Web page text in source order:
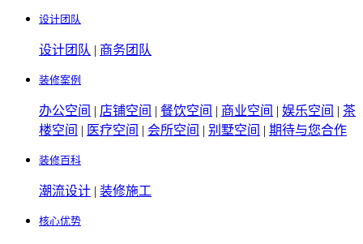
设计团队
设计团队 | 商务团队
装修案例
办公空间 | 店铺空间 | 餐饮空间 | 商业空间 | 娱乐空间 | 茶
楼空间 | 医疗空间 | 会所空间 | 别墅空间 | 期待与您合作
装修百科
潮流设计 | 装修施工
核心优势